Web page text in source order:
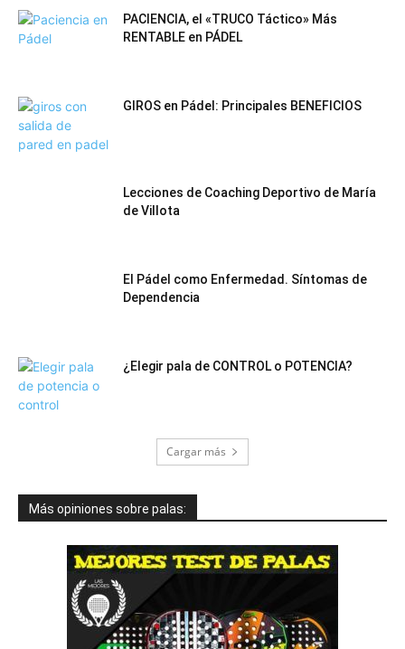
PACIENCIA, el «TRUCO Táctico» Más
RENTABLE en PÁDEL
GIROS en Pádel: Principales BENEFICIOS
Lecciones de Coaching Deportivo de María
de Villota
El Pádel como Enfermedad. Síntomas de
Dependencia
¿Elegir pala de CONTROL o POTENCIA?
Cargar más
Más opiniones sobre palas: